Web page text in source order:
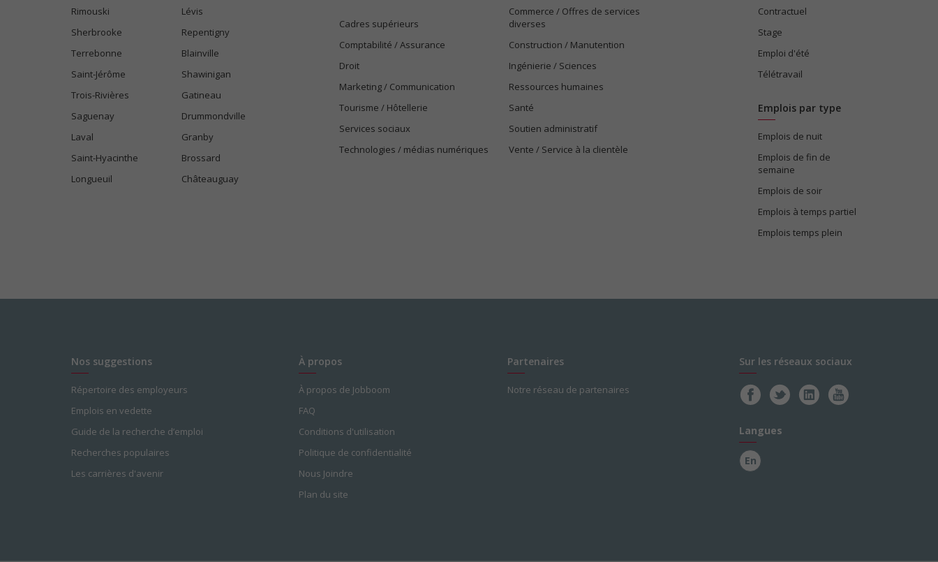
Rimouski
Lévis
Sherbrooke
Repentigny
Terrebonne
Blainville
Saint-Jérôme
Shawinigan
Trois-Rivières
Gatineau
Saguenay
Drummondville
Laval
Granby
Saint-Hyacinthe
Brossard
Longueuil
Châteauguay
Cadres supérieurs
Commerce / Offres de services
diverses
Comptabilité / Assurance
Construction / Manutention
Droit
Ingénierie / Sciences
Marketing / Communication
Ressources humaines
Tourisme / Hôtellerie
Santé
Services sociaux
Soutien administratif
Technologies / médias numériques
Vente / Service à la clientèle
Contractuel
Stage
Emploi d'été
Télétravail
Emplois par type
Emplois de nuit
Emplois de fin de
semaine
Emplois de soir
Emplois à temps partiel
Emplois temps plein
Nos suggestions
Répertoire des employeurs
Emplois en vedette
Guide de la recherche d’emploi
Recherches populaires
Les carrières d'avenir
À propos
À propos de Jobboom
FAQ
Conditions d'utilisation
Politique de confidentialité
Nous Joindre
Plan du site
Partenaires
Notre réseau de partenaires
Sur les réseaux sociaux
Langues
En